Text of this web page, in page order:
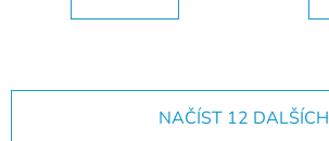
NAČÍST 12 DALŠÍCH